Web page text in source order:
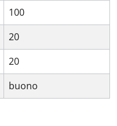
100
20
20
buono